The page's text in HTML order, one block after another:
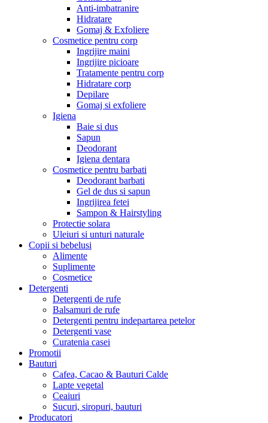
Anti-imbatranire
Hidratare
Gomaj & Exfoliere
Cosmetice pentru corp
Ingrijire maini
Ingrijire picioare
Tratamente pentru corp
Hidratare corp
Depilare
Gomaj si exfoliere
Igiena
Baie si dus
Sapun
Deodorant
Igiena dentara
Cosmetice pentru barbati
Deodorant barbati
Gel de dus si sapun
Ingrijirea fetei
Sampon & Hairstyling
Protectie solara
Uleiuri si unturi naturale
Copii si bebelusi
Alimente
Suplimente
Cosmetice
Detergenti
Detergenti de rufe
Balsamuri de rufe
Detergenti pentru indepartarea petelor
Detergenti vase
Curatenia casei
Promotii
Bauturi
Cafea, Cacao & Bauturi Calde
Lapte vegetal
Ceaiuri
Sucuri, siropuri, bauturi
Producatori